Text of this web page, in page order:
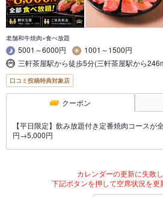
老舗和牛焼肉×食べ放題
5001～6000円
1001～1500円
三軒茶屋駅から徒歩5分(三軒茶屋駅から
口コミ投稿特典対象店
クーポン
【平日限定】飲み放題付き定番焼肉コースが
円→5,000円
カレンダーの更新に失敗し
下記ボタンを押して空席状況を更